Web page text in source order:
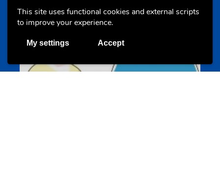
This site uses functional cookies and external scripts
to improve your experience.
My settings Accept